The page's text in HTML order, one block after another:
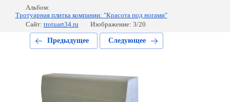
Альбом:
Тротуарная плитка компании: "Красота под ногами"
Сайт: trotuart34.ru Изображение: 3/20
Предыдущее Следующее